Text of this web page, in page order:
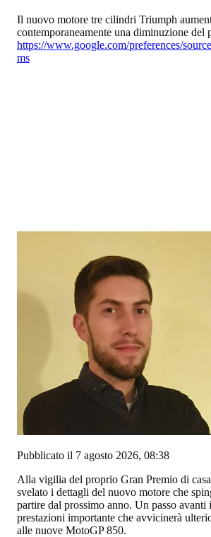
Il nuovo motore tre cilindri Triumph
contemporaneamente una diminuzione del
https://www.google.com/preferences/
ms
Pubblicato il 7 agosto 2026, 08:38
Alla vigilia del proprio Gran Premio di
svelato i dettagli del nuovo motore che
partire dal prossimo anno. Un passo avanti
prestazioni importante che avvicinerà
alle nuove MotoGP 850.